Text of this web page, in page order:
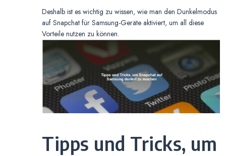
Deshalb ist es wichtig zu wissen, wie man den Dunkelmodus
auf Snapchat für Samsung-Geräte aktiviert, um all diese
Vorteile nutzen zu können.
Tipps und Tricks, um